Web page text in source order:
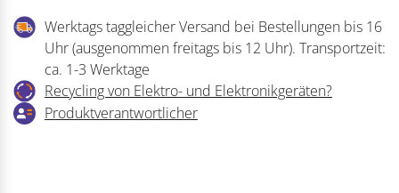
MengeWerktags taggleicher Versand bei Bestellungen bis 16
Uhr (ausgenommen freitags bis 12 Uhr). Transportzeit:
ca. 1-3 Werktage
Recycling von Elektro- und Elektronikgeräten?
Produktverantwortlicher